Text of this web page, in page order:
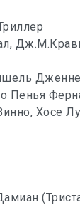
Пенья
Хосе